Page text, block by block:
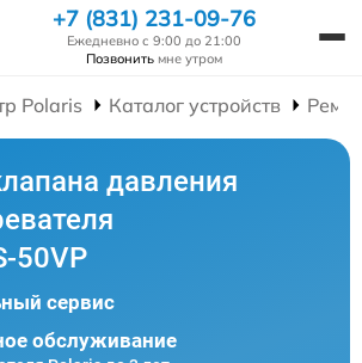
+7 (831) 231-09-76
Ежедневно с 9:00 до 21:00
Позвонить мне утром
Polaris Каталог устройств
давления
50VP
сервис
обслуживание